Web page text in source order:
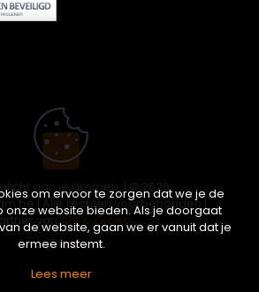
aan je dromen. | © 2026
| Alle rechten voorbehouden |
vanAPEX-Groep
om ervoor te zorgen dat we je de
onze website bieden. Als je doorgaat
de website, gaan we er vanuit dat je
ermee instemt.
Lees meer